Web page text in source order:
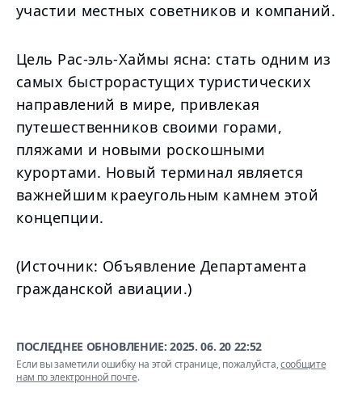
участии местных советников и компаний.
Цель Рас-эль-Хаймы ясна: стать одним из
самых быстрорастущих туристических
направлений в мире, привлекая
путешественников своими горами,
пляжами и новыми роскошными
курортами. Новый терминал является
важнейшим краеугольным камнем этой
концепции.
(Источник: Объявление Департамента
гражданской авиации.)
ПОСЛЕДНЕЕ ОБНОВЛЕНИЕ:2025. 06. 20 22:52
Если вы заметили ошибку на этой странице, пожалуйста,сообщите
нам по электронной почте.